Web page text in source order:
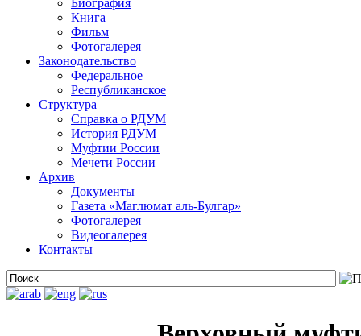
Биография
Книга
Фильм
Фотогалерея
Законодательство
Федеральное
Республиканское
Структура
Справка о РДУМ
История РДУМ
Муфтии России
Мечети России
Архив
Документы
Газета «Маглюмат аль-Булгар»
Фотогалерея
Видеогалерея
Контакты